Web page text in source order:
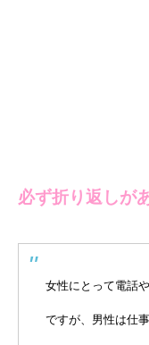
必ず折り返しが
女性にとって電話
ですが、男性は仕